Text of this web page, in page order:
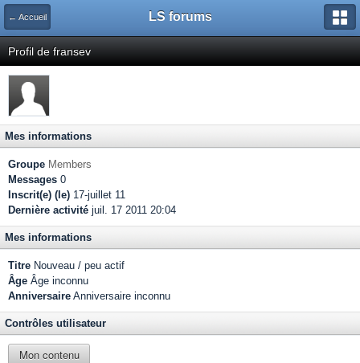
← Accueil LS forums
Profil de fransev
Mes informations
Groupe Members
Messages 0
Inscrit(e) (le) 17-juillet 11
Dernière activité juil. 17 2011 20:04
Mes informations
Titre Nouveau / peu actif
Âge Âge inconnu
Anniversaire Anniversaire inconnu
Contrôles utilisateur
Mon contenu